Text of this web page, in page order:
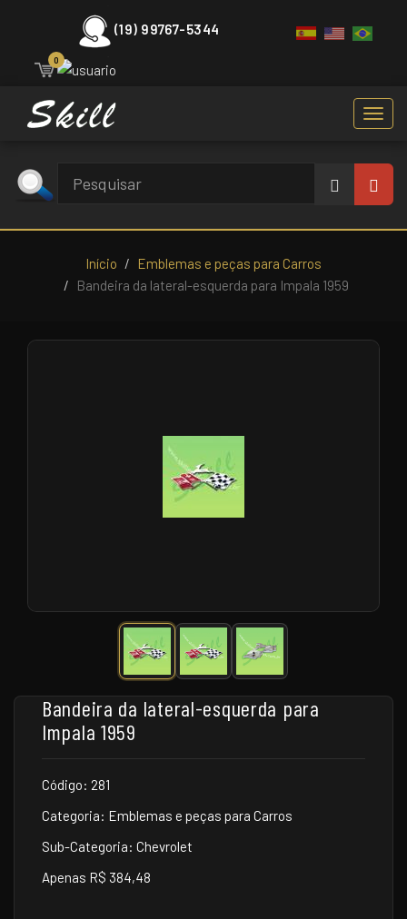
(19) 99767-5344
0
Início
Emblemas e peças para Carros
Bandeira da lateral-esquerda para Impala 1959
Bandeira da lateral-esquerda para
Impala 1959
Código: 281
Categoria: Emblemas e peças para Carros
Sub-Categoria: Chevrolet
Apenas R$ 384,48